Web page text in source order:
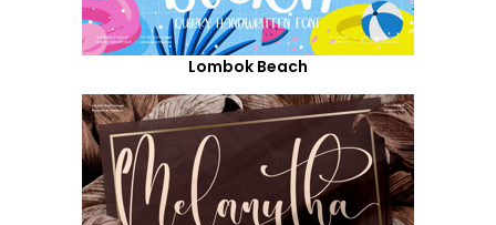
Lombok Beach